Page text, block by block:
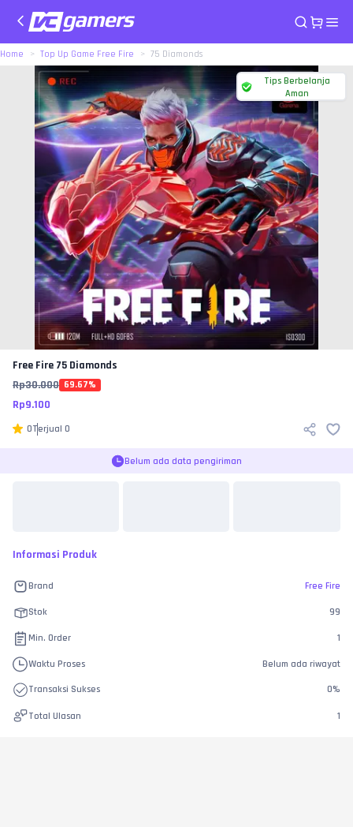
Home Top Up Game Free Fire 75 Diamonds
Tips Berbelanja
Aman
Free Fire 75 Diamonds
Rp30.000 69.67%
Rp9.100
0Terjual 0
Belum ada data pengiriman
Informasi Produk
Brand Free Fire
Stok 99
Min. Order 1
Waktu Proses Belum ada riwayat
Transaksi Sukses 0%
Total Ulasan 1